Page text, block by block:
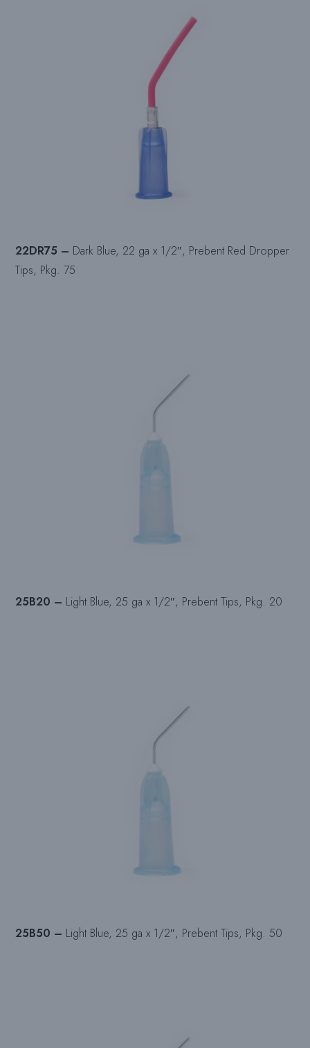
22DR75 – Dark Blue, 22 ga x 1/2″, Prebent Red Dropper
Tips, Pkg. 75
25B20 – Light Blue, 25 ga x 1/2″, Prebent Tips, Pkg. 20
25B50 – Light Blue, 25 ga x 1/2″, Prebent Tips, Pkg. 50